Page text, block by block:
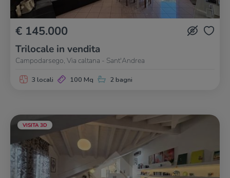
€ 145.000
Trilocale in vendita
Campodarsego, Via caltana - Sant'Andrea
3 locali 100 Mq 2 bagni
VISITA 3D